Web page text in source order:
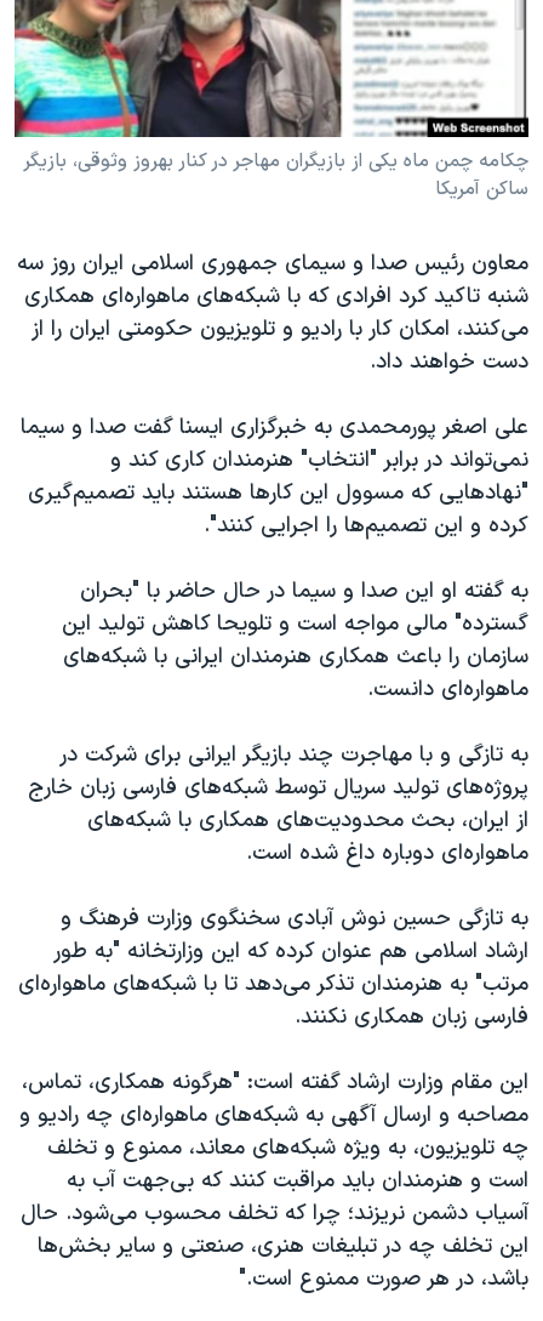
فرهنگ و زندگی
حقوق شهروندی
اقتصادی
علم و فناوری
اسرائیل در جنگ
آرشیو پخش زنده
مستندها
انتخابات ریاست جمهوری آمریکا ۲۰۲۴
حمله جمهوری اسلامی به اسرائیل
رمز مهسا
ورزش زنان در ایران
مجموعه مستندهای دادخواهی
تریبونال مردمی آبان ۹۸
دادگاه حمید نوری
چهل سال گروگان‌گیری
قانون شفافیت دارائی کادر رهبری ایران
اعتراضات مردمی آبان ۹۸
نرگس محمدی برنده جایزه نوبل صلح
همایش محافظه‌کاران آمریکا «سی‌پک»
صفحه‌های ویژه
دنبال کنید
زبانهای مختلف
چکامه چمن ماه یکی از بازیگران مهاجر در کنار بهروز وثوقی، بازیگر
ساکن آمریکا
معاون رئیس صدا و سیمای جمهوری اسلامی ایران روز سه
شنبه تاکید کرد افرادی که با شبکه‌های ماهواره‌ای همکاری
می‌کنند، امکان کار با رادیو و تلویزیون حکومتی ایران را از
دست خواهند داد.
علی اصغر پورمحمدی به خبرگزاری ایسنا گفت صدا و سیما
نمی‌تواند در برابر "انتخاب" هنرمندان کاری کند و
"نهادهایی که مسوول این کارها هستند باید تصمیم‌گیری
کرده و این تصمیم‌ها را اجرایی کنند".
به گفته او این صدا و سیما در حال حاضر با "بحران
گسترده" مالی مواجه است و تلویحا کاهش تولید این
سازمان را باعث همکاری هنرمندان ایرانی با شبکه‌های
ماهواره‌ای دانست.
به تازگی و با مهاجرت چند بازیگر ایرانی برای شرکت در
پروژه‌های تولید سریال توسط شبکه‌های فارسی زبان خارج
از ایران، بحث محدودیت‌های همکاری با شبکه‌های
ماهواره‌ای دوباره داغ شده است.
به تازگی حسین نوش آبادی سخنگوی وزارت فرهنگ و
ارشاد اسلامی هم عنوان کرده که این وزارتخانه "به طور
مرتب" به هنرمندان تذکر می‌دهد تا با شبکه‌های ماهواره‌ای
فارسی زبان همکاری نکنند.
این مقام وزارت ارشاد گفته است: "هرگونه همکاری، ‌تماس،
مصاحبه و ارسال آگهی به شبکه‌های ماهواره‌ای چه رادیو و
چه تلویزیون، به ویژه شبکه‌های معاند، ممنوع و تخلف
است و هنرمندان باید مراقبت کنند که بی‌جهت آب به
آسیاب دشمن نریزند؛ چرا که تخلف محسوب می‌شود. حال
این تخلف چه در تبلیغات هنری، صنعتی و سایر بخش‌ها
باشد، در هر صورت ممنوع است."